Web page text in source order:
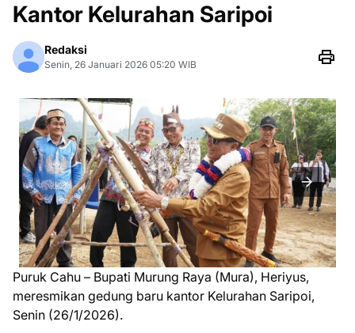
Kantor Kelurahan Saripoi
Redaksi
Senin, 26 Januari 2026 05:20 WIB
Puruk Cahu – Bupati Murung Raya (Mura), Heriyus,
meresmikan gedung baru kantor Kelurahan Saripoi,
Senin (26/1/2026).